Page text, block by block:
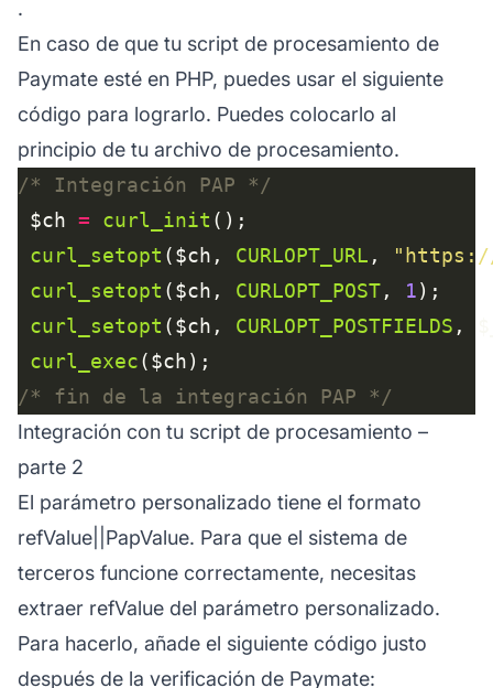
.
En caso de que tu script de procesamiento de
Paymate esté en PHP, puedes usar el siguiente
código para lograrlo. Puedes colocarlo al
principio de tu archivo de procesamiento.
/* Integración PAP */
$ch = curl_init
curl_setopt ($ch, CURLOPT_URL ,
"https://
curl_setopt ($ch, CURLOPT_POST, 1
curl_setopt ($ch, CURLOPT_POSTFIELDS
curl_exec
/* fin de la integración PAP */
Integración con tu script de procesamiento –
parte 2
El parámetro personalizado tiene el formato
refValue||PapValue. Para que el sistema de
terceros funcione correctamente, necesitas
extraer refValue del parámetro personalizado.
Para hacerlo, añade el siguiente código justo
después de la verificación de Paymate: